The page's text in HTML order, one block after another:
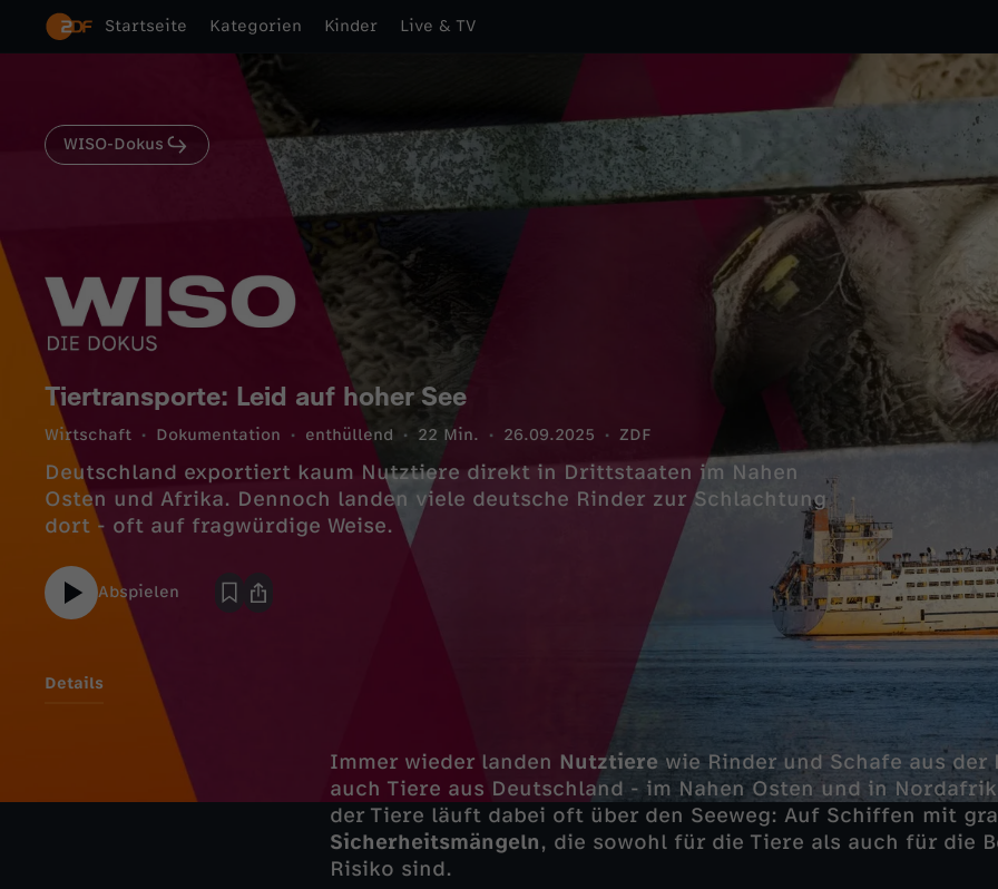
Startseite Kategorien Kinder Live & TV
WISO-Dokus
Tiertransporte: Leid auf hoher See
Wirtschaft Dokumentation enthüllend 22 Min. 26.09.2025 ZDF
Deutschland exportiert kaum Nutztiere direkt in Drittstaaten im Nahen
Osten und Afrika. Dennoch landen viele deutsche Rinder zur Schlachtung
dort - oft auf fragwürdige Weise.
Abspielen
Details
Immer wieder landen Nutztiere wie Rinder und Schafe aus der
auch Tiere aus Deutschland - im Nahen Osten und in
der Tiere läuft dabei oft über den Seeweg: Auf Schiffen mit
Sicherheitsmängeln, die sowohl für die Tiere als auch für die
Risiko sind.